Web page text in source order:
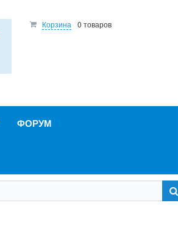
Корзина 0 товаров
ФОРУМ